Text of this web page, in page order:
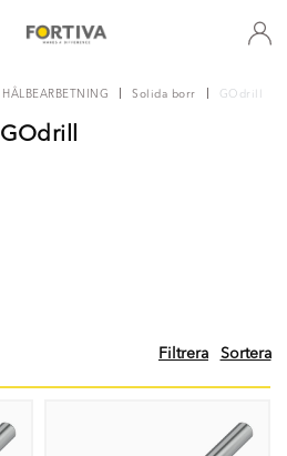
HÅLBEARBETNING Solida borr GOdrill
GOdrill
Filtrera Sortera